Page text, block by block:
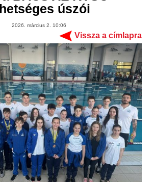
úszói
2026. március 2. 10:06
Vissza a címlapra